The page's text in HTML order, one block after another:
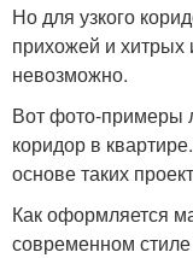
Но для узкого
прихожей и хитрых
невозможно.
Вот фото-примеры
коридор в
основе таких
Как оформляется
современном стиле